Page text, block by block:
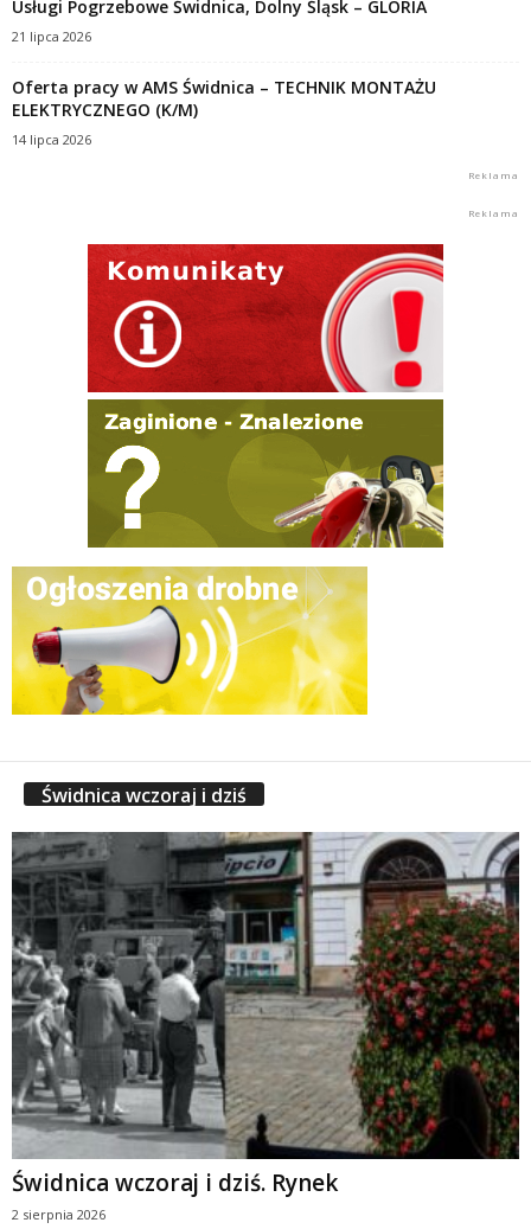
Usługi Pogrzebowe Świdnica, Dolny Śląsk – GLORIA
21 lipca 2026
Oferta pracy w AMS Świdnica – TECHNIK MONTAŻU
ELEKTRYCZNEGO (K/M)
14 lipca 2026
Świdnica wczoraj i dziś
Świdnica wczoraj i dziś. Rynek
2 sierpnia 2026